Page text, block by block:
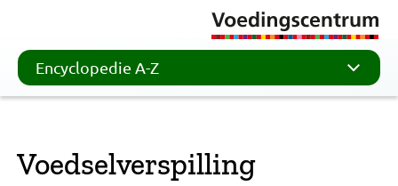
Encyclopedie A-Z
Voedselverspilling